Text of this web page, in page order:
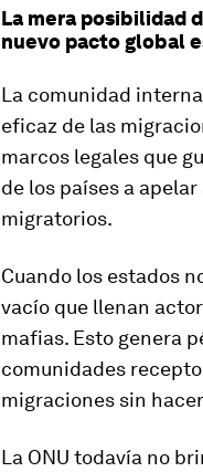
La mera posibilidad
nuevo pacto global
La comunidad
eficaz de las
marcos legales que
de los países a
migratorios.
Cuando los estados
vacío que llenan
mafias. Esto genera
comunidades
migraciones sin
La ONU todavía no